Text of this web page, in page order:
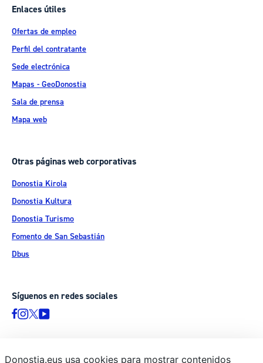
Enlaces útiles
Ofertas de empleo
Perfil del contratante
Sede electrónica
Mapas - GeoDonostia
Sala de prensa
Mapa web
Otras páginas web corporativas
Donostia Kirola
Donostia Kultura
Donostia Turismo
Fomento de San Sebastián
Dbus
Síguenos en redes sociales
Donostia.eus usa cookies para mostrar contenidos